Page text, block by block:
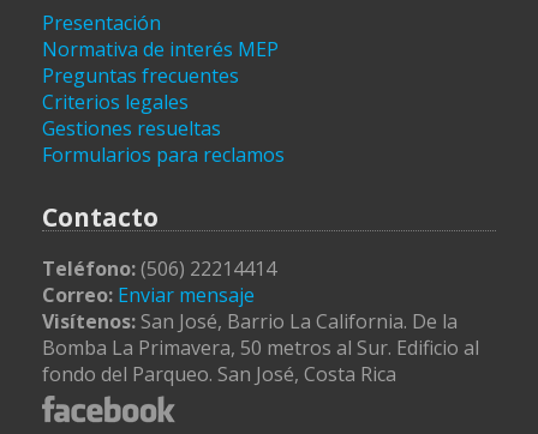
Presentación
Normativa de interés MEP
Preguntas frecuentes
Criterios legales
Gestiones resueltas
Formularios para reclamos
Contacto
Teléfono:(506) 22214414
Correo: Enviar mensaje
Visítenos: San José, Barrio La California. De la
Bomba La Primavera, 50 metros al Sur. Edificio al
fondo del Parqueo. San José, Costa Rica